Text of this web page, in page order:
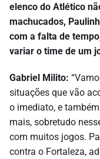
elenco do Atlético
machucados,
com a falta de
variar o time de um
Gabriel Milito:
situações que vão
o imediato, e
mais, sobretudo
com muitos jogos.
contra o Fortaleza,